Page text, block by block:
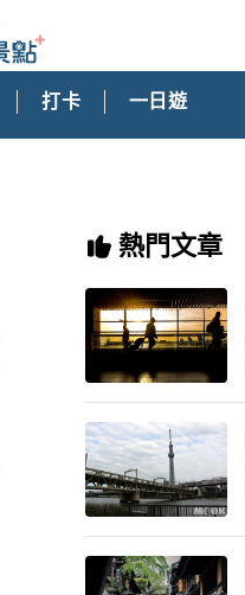
打卡 一日遊
熱門文章